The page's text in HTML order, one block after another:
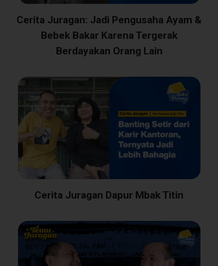
Cerita Juragan: Jadi Pengusaha Ayam &
Bebek Bakar Karena Tergerak
Berdayakan Orang Lain
Cerita Juragan Dapur Mbak Titin